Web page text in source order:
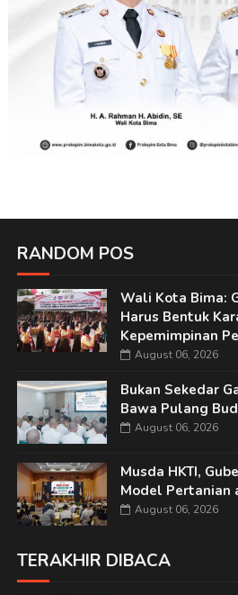
RANDOM POS
Wali Kota Bima:
Harus Bentuk
Kepemimpinan
August 06, 2026
Bukan Sekedar
Bawa Pulang
August 06, 2026
Musda HKTI,
Model Pertanian
August 06, 2026
TERAKHIR DIBACA